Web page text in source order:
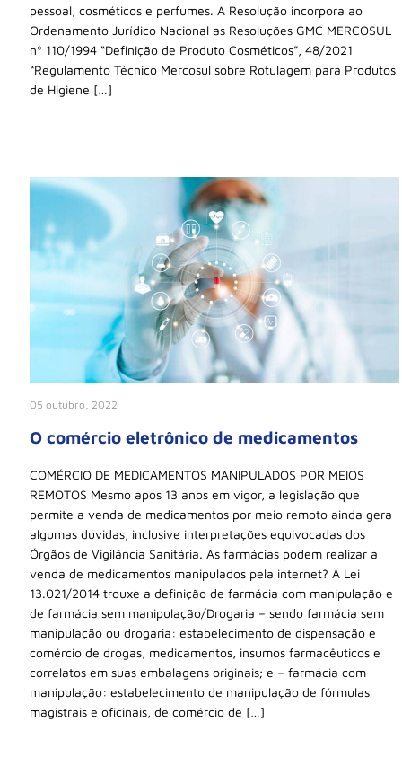
pessoal, cosméticos e perfumes. A Resolução incorpora ao
Ordenamento Jurídico Nacional as Resoluções GMC MERCOSUL
nº 110/1994 “Definição de Produto Cosméticos”, 48/2021
“Regulamento Técnico Mercosul sobre Rotulagem para Produtos
de Higiene […]
05 outubro, 2022
O comércio eletrônico de medicamentos
COMÉRCIO DE MEDICAMENTOS MANIPULADOS POR MEIOS
REMOTOS Mesmo após 13 anos em vigor, a legislação que
permite a venda de medicamentos por meio remoto ainda gera
algumas dúvidas, inclusive interpretações equivocadas dos
Órgãos de Vigilância Sanitária. As farmácias podem realizar a
venda de medicamentos manipulados pela internet? A Lei
13.021/2014 trouxe a definição de farmácia com manipulação e
de farmácia sem manipulação/Drogaria – sendo farmácia sem
manipulação ou drogaria: estabelecimento de dispensação e
comércio de drogas, medicamentos, insumos farmacêuticos e
correlatos em suas embalagens originais; e – farmácia com
manipulação: estabelecimento de manipulação de fórmulas
magistrais e oficinais, de comércio de […]